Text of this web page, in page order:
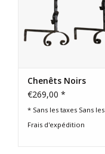
Chenêts Noirs
€269,00 *
* Sans les taxes Sans les
Frais d'expédition